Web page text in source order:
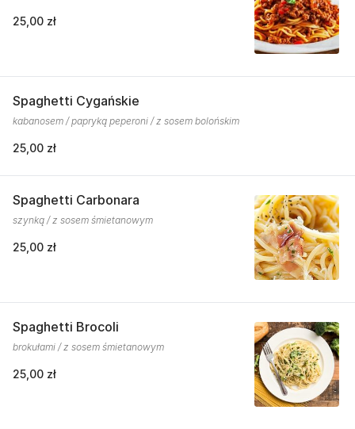
25,00 zł
Spaghetti Cygańskie
kabanosem / papryką peperoni / z sosem bolońskim
25,00 zł
Spaghetti Carbonara
szynką / z sosem śmietanowym
25,00 zł
Spaghetti Brocoli
brokułami / z sosem śmietanowym
25,00 zł